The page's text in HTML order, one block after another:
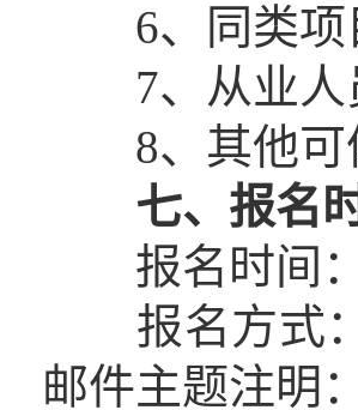
6、同类项
7、从业人
8、其他可
七、报名
报名时间：
报名方式：
邮件主题注明